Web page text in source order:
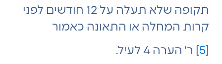
תקופה שלא תעלה על 12 חודשים לפני
קרות המחלה או התאונה כאמור
ר' הערה 4 לעיל.